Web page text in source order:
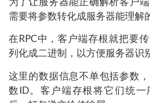
为了让服务器能正确解析客户
需要将参数转化成服务器能理解
在RPC中，客户端存根就把要
列化成二进制，以方便服务器识
这里的数据信息不单包括参数
数ID。客户端存根将它们统一